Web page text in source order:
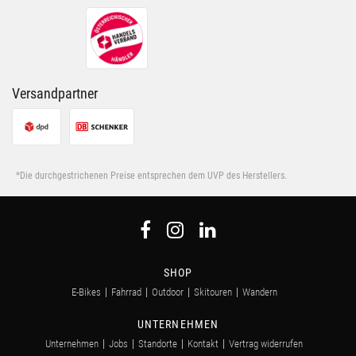
Versandpartner
*Die durchgestrichenen Preise entsprechen dem UVP des Herstellers.
SHOP
E-Bikes Fahrrad Outdoor Skitouren Wandern
UNTERNEHMEN
Unternehmen Jobs Standorte Kontakt Vertrag widerrufen